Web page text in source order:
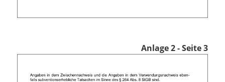
Anlage 2 - Seite 3